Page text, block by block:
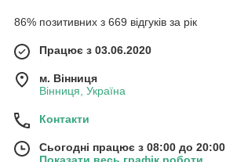
86% позитивних з 669 відгуків за рік
Працює з 03.06.2020
м. Вінниця
Вінниця, Україна
Контакти
Сьогодні працює з 08:00 до 20:00
Показати весь графік роботи